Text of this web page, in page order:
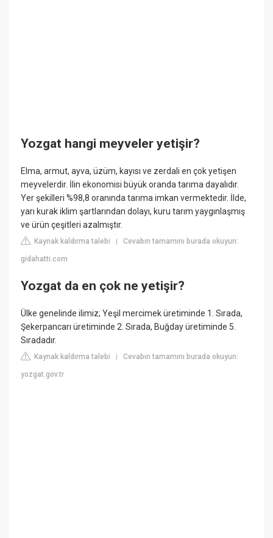
Yozgat hangi meyveler yetişir?
Elma, armut, ayva, üzüm, kayısı ve zerdali en çok yetişen
meyvelerdir. İlin ekonomisi büyük oranda tarıma dayalıdır.
Yer şekilleri %98,8 oranında tarıma imkan vermektedir. İlde,
yarı kurak iklim şartlarından dolayı, kuru tarım yaygınlaşmış
ve ürün çeşitleri azalmıştır.
Kaynak kaldırma talebi |Cevabın tamamını burada okuyun:
gidahatti.com
Yozgat da en çok ne yetişir?
Ülke genelinde ilimiz; Yeşil mercimek üretiminde 1. Sırada,
Şekerpancarı üretiminde 2. Sırada, Buğday üretiminde 5.
Sıradadır.
Kaynak kaldırma talebi |Cevabın tamamını burada okuyun:
yozgat.gov.tr